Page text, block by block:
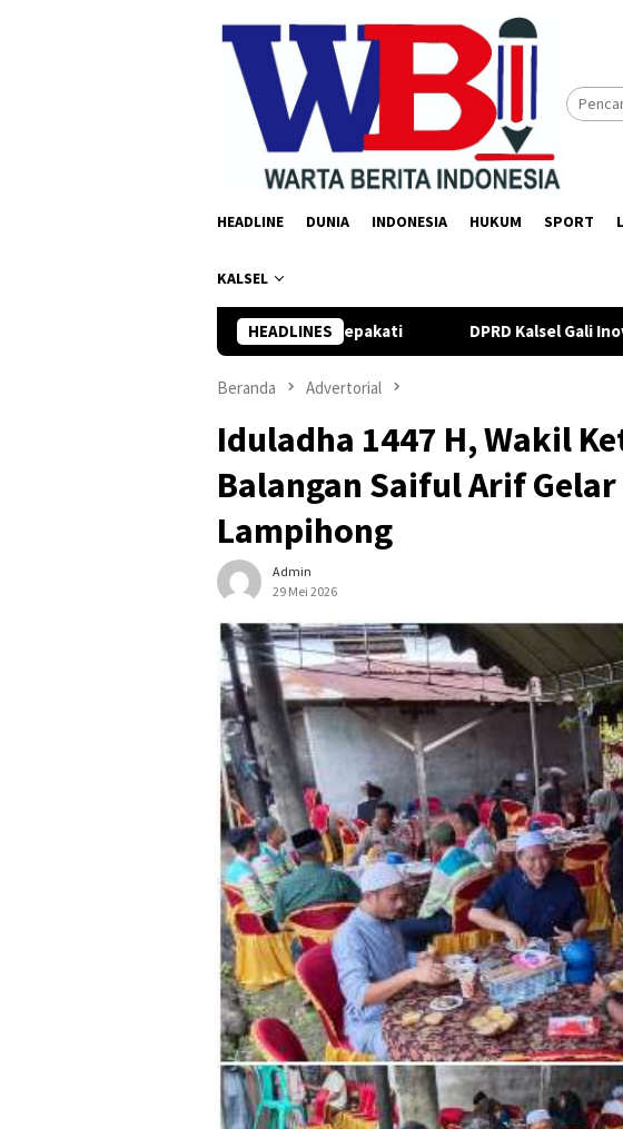
HEADLINE DUNIA INDONESIA HUKUM SPORT
KALSEL
HEADLINES
DPRD Kalsel Gali Inovasi Kebijakan Kesra di
Beranda Advertorial
Iduladha 1447 H, Wakil
Balangan Saiful Arif Gelar
Lampihong
Admin
29 Mei 2026